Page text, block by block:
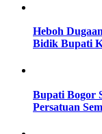
Heboh
Bidik Bupati
Bupati Bogor
Persatuan